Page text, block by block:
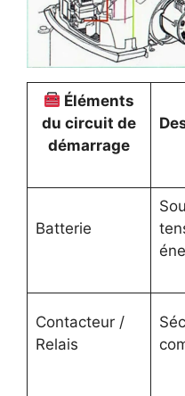
Éléments
du circuit de
démarrage
Batterie
Contacteur /
Relais